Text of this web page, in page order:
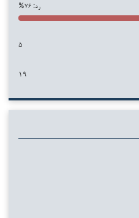
رد: ۷۶%
۵
۱۹